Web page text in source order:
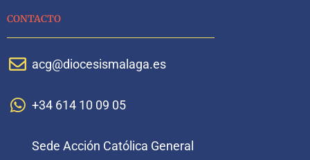
CONTACTO
acg@diocesismalaga.es
+34 614 10 09 05
Sede Acción Católica General